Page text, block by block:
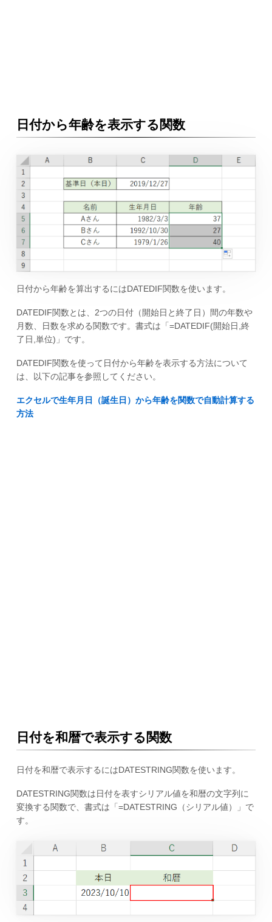
日付から年齢を表示する関数
日付から年齢を算出するにはDATEDIF関数を使います。
DATEDIF関数とは、2つの日付（開始日と終了日）間の年数や
月数、日数を求める関数です。書式は「=DATEDIF(開始日,終
了日,単位)」です。
DATEDIF関数を使って日付から年齢を表示する方法について
は、以下の記事を参照してください。
エクセルで生年月日（誕生日）から年齢を関数で自動計算する
方法
日付を和暦で表示する関数
日付を和暦で表示するにはDATESTRING関数を使います。
DATESTRING関数は日付を表すシリアル値を和暦の文字列に
変換する関数で、書式は「=DATESTRING（シリアル値）」で
す。